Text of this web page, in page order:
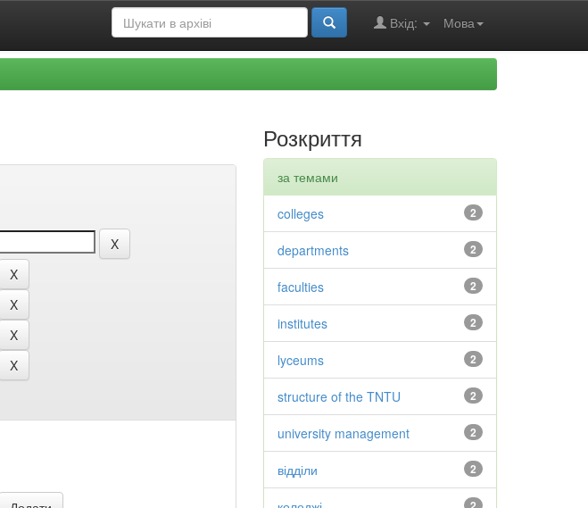
Мова
Вхід:
Розкриття
за темами
2
colleges
2
departments
2
faculties
2
institutes
2
lyceums
2
structure of the TNTU
2
university management
2
відділи